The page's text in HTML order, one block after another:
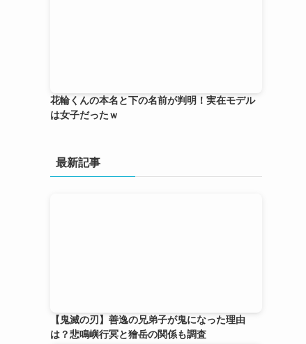
花輪くんの本名と下の名前が判明！実在モデル
は女子だったｗ
最新記事
【鬼滅の刃】善逸の兄弟子が鬼になった理由
は？悲鳴嶼行冥と獪岳の関係も調査